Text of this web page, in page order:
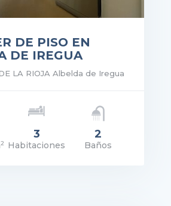
DE PISO EN
DE IREGUA
LA RIOJA Albelda de Iregua
2
3
Habitaciones
2
Baños